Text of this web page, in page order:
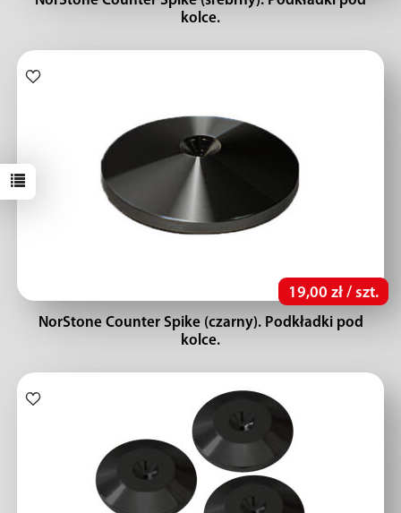
kolce.
19,00 zł / szt.
NorStone Counter Spike (czarny). Podkładki pod
kolce.